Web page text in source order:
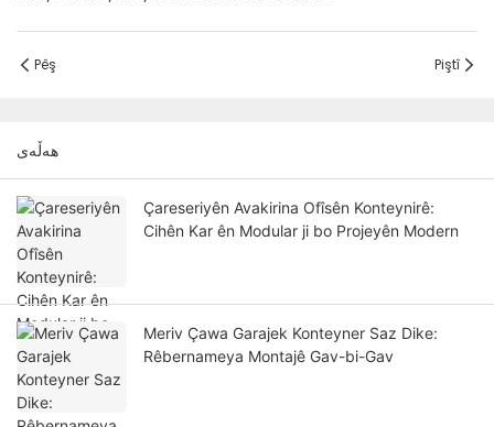
Pêş Piştî
هەڵەی
Çareseriyên Avakirina Ofîsên Konteynirê:
Cihên Kar ên Modular ji bo Projeyên Modern
Meriv Çawa Garajek Konteyner Saz Dike:
Rêbernameya Montajê Gav-bi-Gav